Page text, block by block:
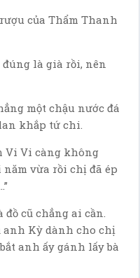
của Thẩm Thanh
đúng là già rồi, nên
một chậu nước đá
khắp tứ chi.
Vi Vi càng không
năm vừa rồi chị đã ép
cũ chẳng ai cần.
Kỳ dành cho chị
anh ấy gánh lấy bà